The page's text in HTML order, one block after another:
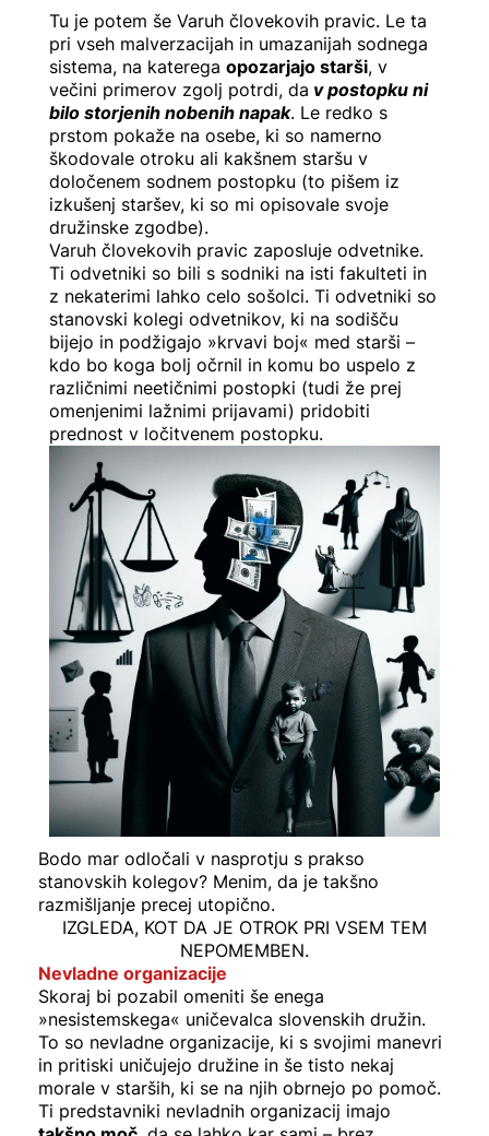
Tu je potem še Varuh človekovih pravic. Le ta
pri vseh malverzacijah in umazanijah sodnega
sistema, na katerega opozarjajo starši, v
večini primerov zgolj potrdi, da v postopku ni
bilo storjenih nobenih napak. Le redko s
prstom pokaže na osebe, ki so namerno
škodovale otroku ali kakšnem staršu v
določenem sodnem postopku (to pišem iz
izkušenj staršev, ki so mi opisovale svoje
družinske zgodbe).
Varuh človekovih pravic zaposluje odvetnike.
Ti odvetniki so bili s sodniki na isti fakulteti in
z nekaterimi lahko celo sošolci. Ti odvetniki so
stanovski kolegi odvetnikov, ki na sodišču
bijejo in podžigajo »krvavi boj« med starši –
kdo bo koga bolj očrnil in komu bo uspelo z
različnimi neetičnimi postopki (tudi že prej
omenjenimi lažnimi prijavami) pridobiti
prednost v ločitvenem postopku.
Bodo mar odločali v nasprotju s prakso
stanovskih kolegov? Menim, da je takšno
razmišljanje precej utopično.
IZGLEDA, KOT DA JE OTROK PRI VSEM TEM
NEPOMEMBEN.
Nevladne organizacije
Skoraj bi pozabil omeniti še enega
»nesistemskega« uničevalca slovenskih družin.
To so nevladne organizacije, ki s svojimi manevri
in pritiski uničujejo družine in še tisto nekaj
morale v starših, ki se na njih obrnejo po pomoč.
Ti predstavniki nevladnih organizacij imajo